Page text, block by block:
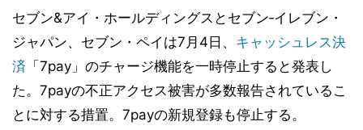
セブン&アイ・ホールディングスとセブン‐イレブン・
ジャパン、セブン・ペイは7月4日、 キャッシュレス決
済 「7pay」のチャージ機能を一時停止すると発表し
た。7payの不正アクセス被害が多数報告されているこ
とに対する措置。7payの新規登録も停止する。